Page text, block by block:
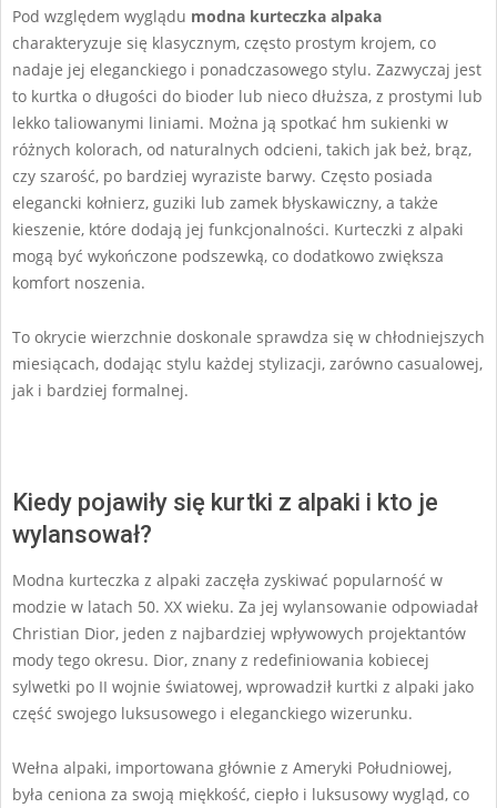
Pod względem wyglądu modna kurteczka alpaka
charakteryzuje się klasycznym, często prostym krojem, co
nadaje jej eleganckiego i ponadczasowego stylu. Zazwyczaj jest
to kurtka o długości do bioder lub nieco dłuższa, z prostymi lub
lekko taliowanymi liniami. Można ją spotkać hm sukienki w
różnych kolorach, od naturalnych odcieni, takich jak beż, brąz,
czy szarość, po bardziej wyraziste barwy. Często posiada
elegancki kołnierz, guziki lub zamek błyskawiczny, a także
kieszenie, które dodają jej funkcjonalności. Kurteczki z alpaki
mogą być wykończone podszewką, co dodatkowo zwiększa
komfort noszenia.
To okrycie wierzchnie doskonale sprawdza się w chłodniejszych
miesiącach, dodając stylu każdej stylizacji, zarówno casualowej,
jak i bardziej formalnej.
Kiedy pojawiły się kurtki z alpaki i kto je
wylansował?
Modna kurteczka z alpaki zaczęła zyskiwać popularność w
modzie w latach 50. XX wieku. Za jej wylansowanie odpowiadał
Christian Dior, jeden z najbardziej wpływowych projektantów
mody tego okresu. Dior, znany z redefiniowania kobiecej
sylwetki po II wojnie światowej, wprowadził kurtki z alpaki jako
część swojego luksusowego i eleganckiego wizerunku.
Wełna alpaki, importowana głównie z Ameryki Południowej,
była ceniona za swoją miękkość, ciepło i luksusowy wygląd, co